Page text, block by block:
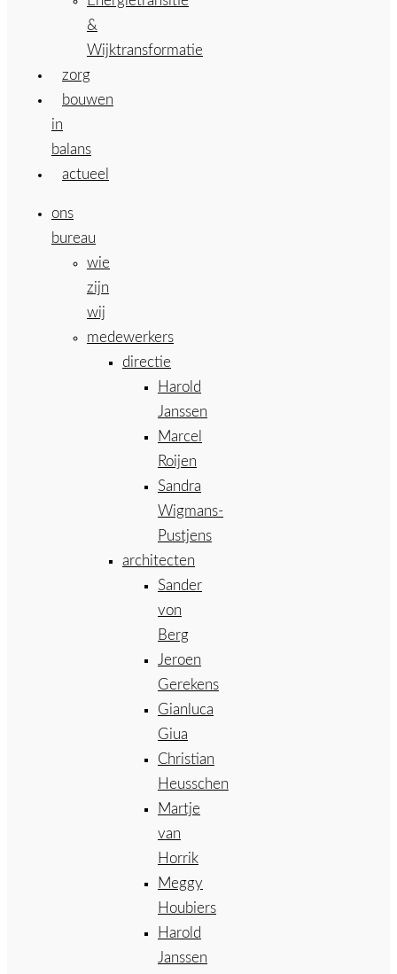
&
Wijktransformatie
zorg
bouwen
in
balans
actueel
ons
bureau
wie
zijn
wij
medewerkers
directie
Harold
Janssen
Marcel
Roijen
Sandra
Wigmans-
Pustjens
architecten
Sander
von
Berg
Jeroen
Gerekens
Gianluca
Giua
Christian
Heusschen
Martje
van
Horrik
Meggy
Houbiers
Harold
Janssen